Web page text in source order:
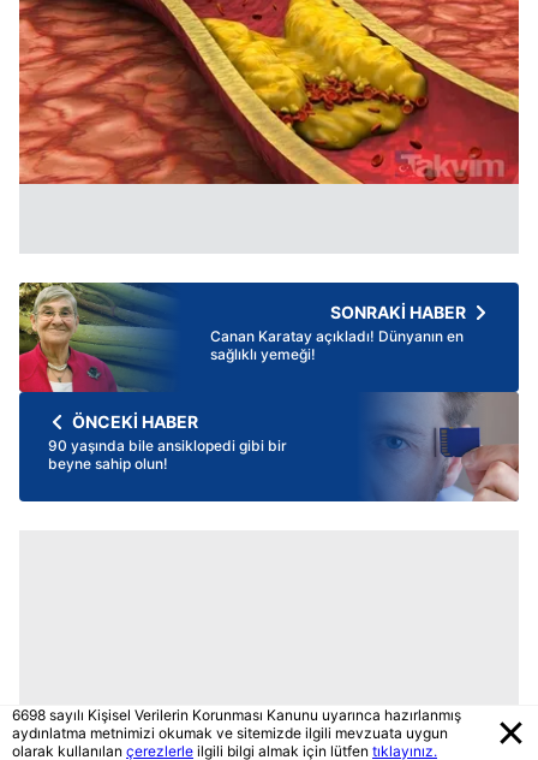
SONRAKİ HABER
Canan Karatay açıkladı! Dünyanın en
sağlıklı yemeği!
ÖNCEKİ HABER
90 yaşında bile ansiklopedi gibi bir
beyne sahip olun!
6698 sayılı Kişisel Verilerin Korunması Kanunu uyarınca hazırlanmış
aydınlatma metnimizi okumak ve sitemizde ilgili mevzuata uygun
olarak kullanılan çerezlerle ilgili bilgi almak için lütfen tıklayınız.